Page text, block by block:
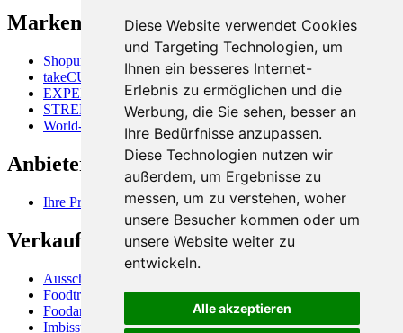
Diese Website verwendet Cookies
und Targeting Technologien, um
Ihnen ein besseres Internet-
Erlebnis zu ermöglichen und die
Werbung, die Sie sehen, besser an
Ihre Bedürfnisse anzupassen.
Diese Technologien nutzen wir
außerdem, um Ergebnisse zu
messen, um zu verstehen, woher
unsere Besucher kommen oder um
unsere Website weiter zu
entwickeln.
Alle akzeptieren
Markenüberblick
Shopunits GmbH
takeCUBE
EXPERTISALE
STREETFOOD-MARKET
World-of-Shops
Anbieterinformation
Ihre Produkte online verkaufen
Verkaufsfahrzeuge, Nutzung
Ausschankwagen (Bierwagen)
Foodtruck
Foodanhänger, Foodtrailer
Imbisswagen